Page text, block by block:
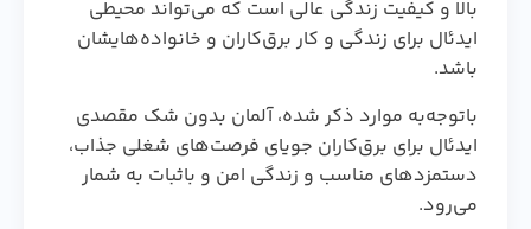
بالا و کیفیت زندگی عالی است که می‌تواند محیطی
ایدئال برای زندگی و کار برق‌کاران و خانواده‌هایشان
باشد.
باتوجه‌به موارد ذکر شده، آلمان بدون شک مقصدی
ایدئال برای برق‌کاران جویای فرصت‌های شغلی جذاب،
دستمزدهای مناسب و زندگی امن و باثبات به شمار
می‌رود.